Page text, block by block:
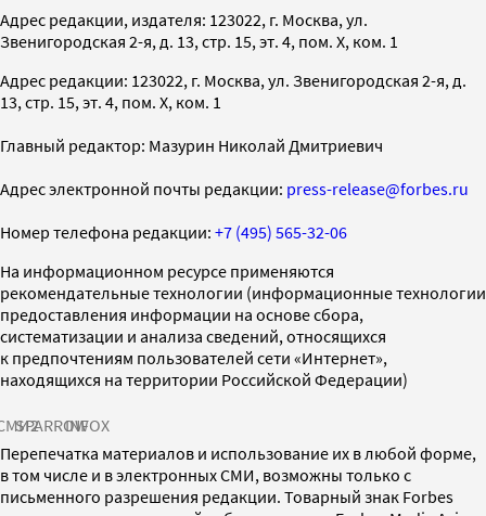
Адрес редакции, издателя: 123022, г. Москва, ул.
Звенигородская 2-я, д. 13, стр. 15, эт. 4, пом. X, ком. 1
Адрес редакции: 123022, г. Москва, ул. Звенигородская 2-я, д.
13, стр. 15, эт. 4, пом. X, ком. 1
Главный редактор: Мазурин Николай Дмитриевич
Адрес электронной почты редакции: press-release@forbes.ru
Номер телефона редакции: +7 (495) 565-32-06
На информационном ресурсе применяются
рекомендательные технологии (информационные технологии
предоставления информации на основе сбора,
систематизации и анализа сведений, относящихся
к предпочтениям пользователей сети «Интернет»,
находящихся на территории Российской Федерации)
SPARROWINFOX
Перепечатка материалов и использование их в любой форме,
в том числе и в электронных СМИ, возможны только с
письменного разрешения редакции. Товарный знак Forbes